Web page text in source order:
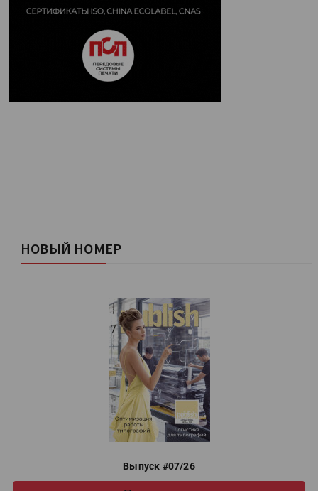
НОВЫЙ НОМЕР
Выпуск #07/26